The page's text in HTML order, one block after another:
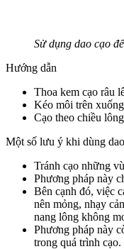
Sử dụng dao cạo
Hướng dẫn
Thoa kem cạo râu
Kéo môi trên
Cạo theo chiều
Một số lưu ý khi dùng
Tránh cạo những
Phương pháp này
Bên cạnh đó, việc
nên mỏng, nhạy
nang lông không
Phương pháp này
trong quá trình cạo.